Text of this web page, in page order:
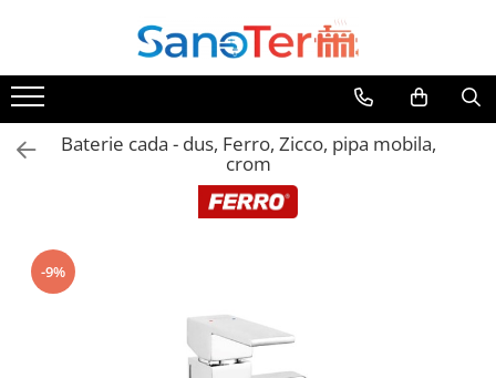
Toate Produsele
Obiecte Sanitare
Lavoare
Lavoare sub blat
Lavoare Colt Duble Speciale
Baterie cada - dus, Ferro, Zicco, pipa mobila,
crom
-9%